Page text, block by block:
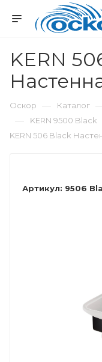
KERN
Оскор — Каталог
— KERN 9500 Black
KERN 506 Black
Артикул: 9506